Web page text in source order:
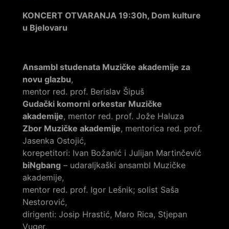
KONCERT OTVARANJA 19:30h, Dom kulture
u Bjelovaru
Ansambl studenata Muzičke akademije za
novu glazbu,
mentor red. prof. Berislav Šipuš
Gudački komorni orkestar Muzičke
akademije, mentor red. prof. Jože Haluza
Zbor Muzičke akademije, mentorica red. prof.
Jasenka Ostojić,
korepetitori: Ivan Božanić i Julijan Martinčević
biNgbang – udaraljkaški ansambl Muzičke
akademije,
mentor red. prof. Igor Lešnik; solist Saša
Nestorović,
dirigenti: Josip Hrastić, Maro Rica, Stjepan
Vuger,